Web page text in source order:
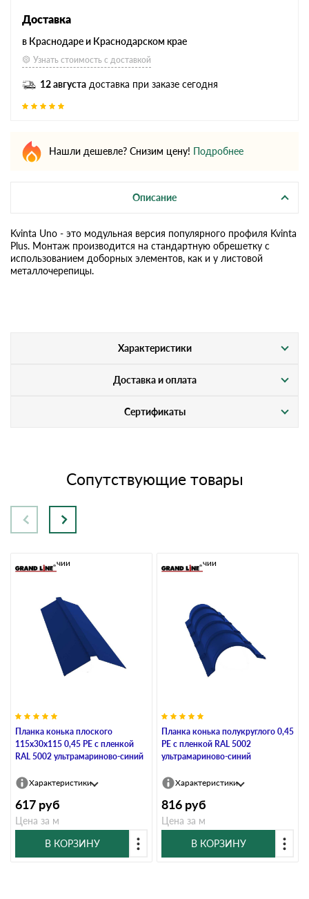
Доставка
в Краснодаре и Краснодарском крае
Узнать стоимость с доставкой
12 августа доставка при заказе сегодня
Нашли дешевле? Снизим цену! Подробнее
Описание
Kvinta Uno - это модульная версия популярного профиля Kvinta
Plus. Монтаж производится на стандартную обрешетку с
использованием доборных элементов, как и у листовой
металлочерепицы.
Характеристики
Доставка и оплата
Сертификаты
Сопутствующие товары
Планка конька плоского
115х30х115 0,45 PE с пленкой
RAL 5002 ультрамариново-синий
В наличии
Характеристики
617 руб
Цена за м
В КОРЗИНУ
Планка конька полукруглого 0,45
PE с пленкой RAL 5002
ультрамариново-синий
В наличии
Характеристики
816 руб
Цена за м
В КОРЗИНУ